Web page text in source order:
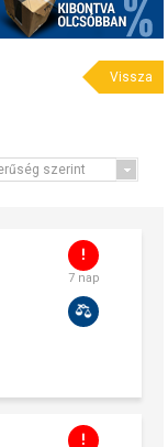
Vissza
7 nap